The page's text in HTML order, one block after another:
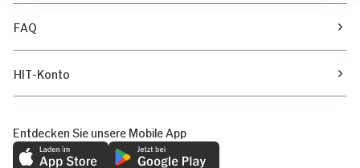
FAQ
HIT-Konto
Entdecken Sie unsere Mobile App